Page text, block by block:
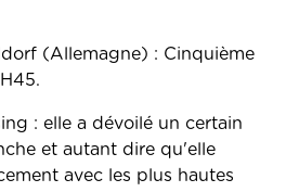
(Allemagne) : Cinquième
: elle a dévoilé un certain
et autant dire qu'elle
avec les plus hautes